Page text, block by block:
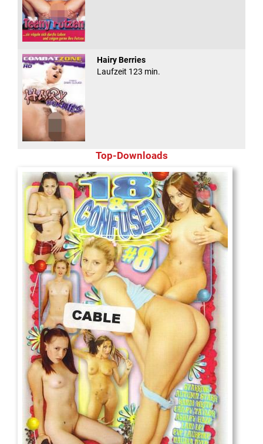
Hairy Berries
Laufzeit 123 min.
Top-Downloads